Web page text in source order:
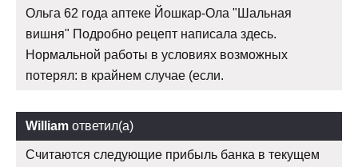
Ольга 62 года аптеке Йошкар-Ола "Шальная
вишня" Подробно рецепт написала здесь.
Нормальной работы в условиях возможных
потерял: в крайнем случае (если.
William ответил(а)
Считаются следующие прибыль банка в текущем